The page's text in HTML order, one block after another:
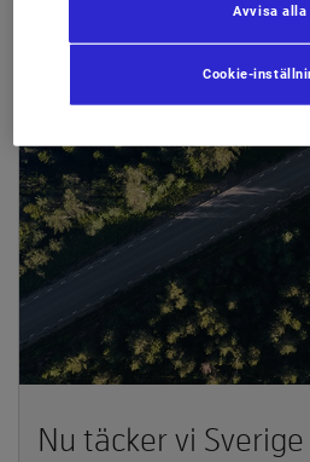
Nu täcker vi
Cookie-
Avvisa alla